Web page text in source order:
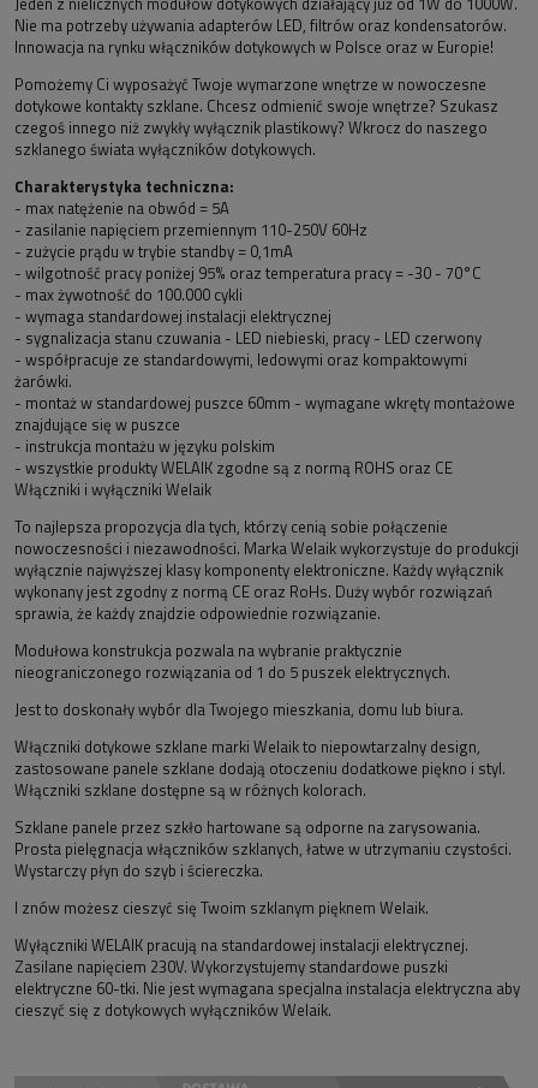
Nie ma potrzeby używania adapterów LED, filtrów oraz kondensatorów.
Innowacja na rynku włączników dotykowych w Polsce oraz w Europie!
Pomożemy Ci wyposażyć Twoje wymarzone wnętrze w nowoczesne
dotykowe kontakty szklane. Chcesz odmienić swoje wnętrze? Szukasz
czegoś innego niż zwykły wyłącznik plastikowy? Wkrocz do naszego
szklanego świata wyłączników dotykowych.
Charakterystyka techniczna:
- max natężenie na obwód = 5A
- zasilanie napięciem przemiennym 110-250V 60Hz
- zużycie prądu w trybie standby = 0,1mA
- wilgotność pracy poniżej 95% oraz temperatura pracy = -30 - 70°C
- max żywotność do 100.000 cykli
- wymaga standardowej instalacji elektrycznej
- sygnalizacja stanu czuwania - LED niebieski, pracy - LED czerwony
- współpracuje ze standardowymi, ledowymi oraz kompaktowymi
żarówki.
- montaż w standardowej puszce 60mm - wymagane wkręty montażowe
znajdujące się w puszce
- instrukcja montażu w języku polskim
- wszystkie produkty WELAIK zgodne są z normą ROHS oraz CE
Włączniki i wyłączniki Welaik
To najlepsza propozycja dla tych, którzy cenią sobie połączenie
nowoczesności i niezawodności. Marka Welaik wykorzystuje do produkcji
wyłącznie najwyższej klasy komponenty elektroniczne. Każdy wyłącznik
wykonany jest zgodny z normą CE oraz RoHs. Duży wybór rozwiązań
sprawia, że każdy znajdzie odpowiednie rozwiązanie.
Modułowa konstrukcja pozwala na wybranie praktycznie
nieograniczonego rozwiązania od 1 do 5 puszek elektrycznych.
Jest to doskonały wybór dla Twojego mieszkania, domu lub biura.
Włączniki dotykowe szklane marki Welaik to niepowtarzalny design,
zastosowane panele szklane dodają otoczeniu dodatkowe piękno i styl.
Włączniki szklane dostępne są w różnych kolorach.
Szklane panele przez szkło hartowane są odporne na zarysowania.
Prosta pielęgnacja włączników szklanych, łatwe w utrzymaniu czystości.
Wystarczy płyn do szyb i ściereczka.
I znów możesz cieszyć się Twoim szklanym pięknem Welaik.
Wyłączniki WELAIK pracują na standardowej instalacji elektrycznej.
Zasilane napięciem 230V. Wykorzystujemy standardowe puszki
elektryczne 60-tki. Nie jest wymagana specjalna instalacja elektryczna aby
cieszyć się z dotykowych wyłączników Welaik.